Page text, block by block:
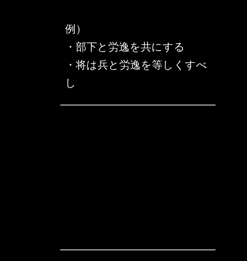
例）
・部下と労逸を共にする
・将は兵と労逸を等しくすべ
し